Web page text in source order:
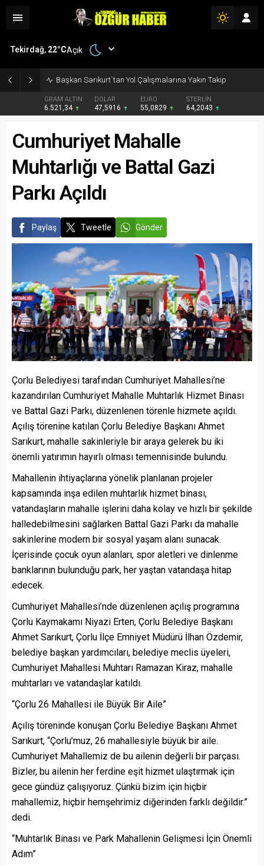
GRAM ALTIN
6.521,34
DOLAR
47,5916
EURO
55,0829
STERLİN
64,2043
Tekirdağ, 22°CAçık
Cumhuriyet Mahalle
Muhtarlığı ve Battal Gazi
Parkı Açıldı
Paylaş Tweetle Gönder
Çorlu Belediyesi tarafından Cumhuriyet Mahallesi’ne
kazandırılan Cumhuriyet Mahalle Muhtarlık Hizmet Binası
ve Battal Gazi Parkı, düzenlenen törenle hizmete açıldı.
Açılış törenine katılan Çorlu Belediye Başkanı Ahmet
Sarıkurt, mahalle sakinleriyle bir araya gelerek bu iki
önemli yatırımın hayırlı olması temennisinde bulundu.
Mahallenin ihtiyaçlarına yönelik planlanan projeler
kapsamında inşa edilen muhtarlık hizmet binası,
vatandaşların mahalle işlerini daha kolay ve hızlı bir şekilde
halledebilmesini sağlarken Battal Gazi Parkı da mahalle
sakinlerine modern bir sosyal yaşam alanı sunacak.
İçerisinde çocuk oyun alanları, spor aletleri ve dinlenme
banklarının bulunduğu park, her yaştan vatandaşa hitap
edecek.
Cumhuriyet Mahallesi’nde düzenlenen açılış programına
Çorlu Kaymakamı Niyazi Erten, Çorlu Belediye Başkanı
Ahmet Sarıkurt, Çorlu İlçe Emniyet Müdürü İlhan Özdemir,
belediye başkan yardımcıları, belediye meclis üyeleri,
Cumhuriyet Mahallesi Muhtarı Ramazan Kiraz, mahalle
muhtarları ve vatandaşlar katıldı.
“Çorlu 26 Mahallesi ile Büyük Bir Aile”
Açılış töreninde konuşan Çorlu Belediye Başkanı Ahmet
Sarıkurt, “Çorlu’muz, 26 mahallesiyle büyük bir aile.
Cumhuriyet Mahallemiz de bu ailenin değerli bir parçası.
Bizler, bu ailenin her ferdine eşit hizmet ulaştırmak için
gece gündüz çalışıyoruz. Çünkü bizim için hiçbir
mahallemiz, hiçbir hemşehrimiz diğerinden farklı değildir.”
dedi.
“Muhtarlık Binası ve Park Mahallenin Gelişmesi İçin Önemli
Adım”